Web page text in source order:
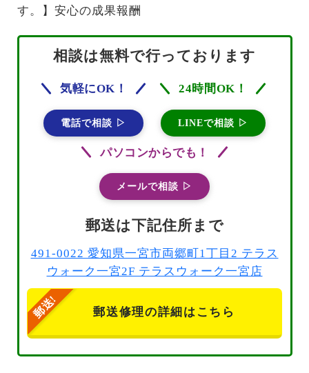
す。】安心の成果報酬
相談は無料で行っております
気軽にOK！
電話で相談 ▷
24時間OK！
LINEで相談 ▷
パソコンからでも！
メールで相談 ▷
郵送は下記住所まで
491-0022 愛知県一宮市両郷町1丁目2 テラス
ウォーク一宮2F テラスウォーク一宮店
郵送修理の詳細はこちら